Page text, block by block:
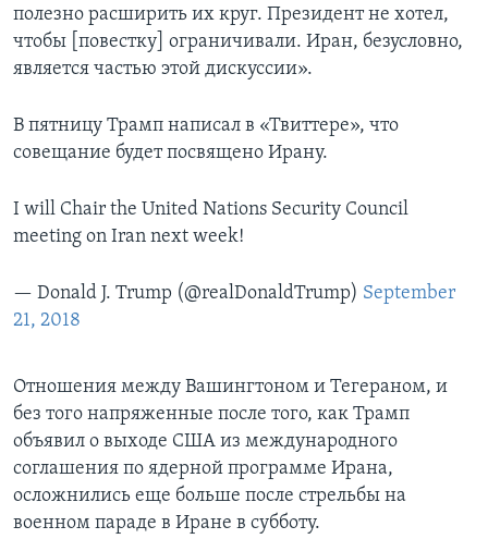
полезно расширить их круг. Президент не хотел,
чтобы [повестку] ограничивали. Иран, безусловно,
является частью этой дискуссии».
В пятницу Трамп написал в «Твиттере», что
совещание будет посвящено Ирану.
I will Chair the United Nations Security Council
meeting on Iran next week!
— Donald J. Trump (@realDonaldTrump) September
21, 2018
Отношения между Вашингтоном и Тегераном, и
без того напряженные после того, как Трамп
объявил о выходе США из международного
соглашения по ядерной программе Ирана,
осложнились еще больше после стрельбы на
военном параде в Иране в субботу.